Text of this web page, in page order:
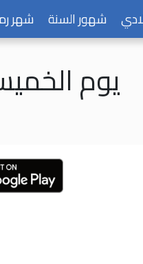
شهور السنة شهر
يوم الخميس 27 محرم